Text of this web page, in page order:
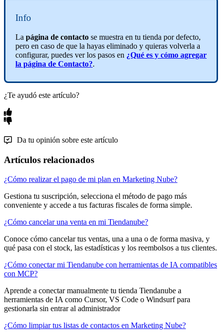
Info
La página de contacto se muestra en tu tienda por defecto,
pero en caso de que la hayas eliminado y quieras volverla a
configurar, puedes ver los pasos en ¿Qué es y cómo agregar
la página de Contacto?.
¿Te ayudó este artículo?
Da tu opinión sobre este artículo
Artículos relacionados
¿Cómo realizar el pago de mi plan en Marketing Nube?
Gestiona tu suscripción, selecciona el método de pago más
conveniente y accede a tus facturas fiscales de forma simple.
¿Cómo cancelar una venta en mi Tiendanube?
Conoce cómo cancelar tus ventas, una a una o de forma masiva, y
qué pasa con el stock, las estadísticas y los reembolsos a tus clientes.
¿Cómo conectar mi Tiendanube con herramientas de IA compatibles
con MCP?
Aprende a conectar manualmente tu tienda Tiendanube a
herramientas de IA como Cursor, VS Code o Windsurf para
gestionarla sin entrar al administrador
¿Cómo limpiar tus listas de contactos en Marketing Nube?